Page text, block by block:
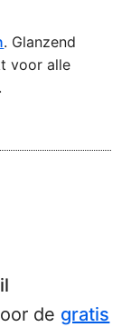
. Glanzend
voor alle
de gratis